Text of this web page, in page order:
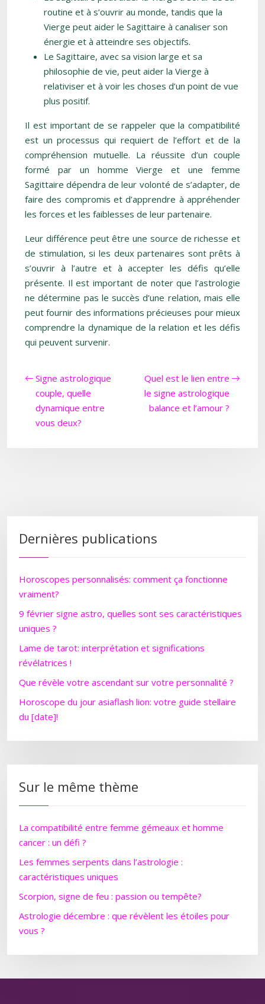
routine et à s’ouvrir au monde, tandis que la
Vierge peut aider le Sagittaire à canaliser son
énergie et à atteindre ses objectifs.
Le Sagittaire, avec sa vision large et sa
philosophie de vie, peut aider la Vierge à
relativiser et à voir les choses d’un point de vue
plus positif.
Il est important de se rappeler que la compatibilité
est un processus qui requiert de l’effort et de la
compréhension mutuelle. La réussite d’un couple
formé par un homme Vierge et une femme
Sagittaire dépendra de leur volonté de s’adapter, de
faire des compromis et d’apprendre à appréhender
les forces et les faiblesses de leur partenaire.
Leur différence peut être une source de richesse et
de stimulation, si les deux partenaires sont prêts à
s’ouvrir à l’autre et à accepter les défis qu’elle
présente. Il est important de noter que l’astrologie
ne détermine pas le succès d’une relation, mais elle
peut fournir des informations précieuses pour mieux
comprendre la dynamique de la relation et les défis
qui peuvent survenir.
Signe astrologique
couple, quelle
dynamique entre
vous deux?
Quel est le lien entre
le signe astrologique
balance et l’amour ?
Dernières publications
Horoscopes personnalisés: comment ça fonctionne
vraiment?
9 février signe astro, quelles sont ses caractéristiques
uniques ?
Lame de tarot: interprétation et significations
révélatrices !
Que révèle votre ascendant sur votre personnalité ?
Horoscope du jour asiaflash lion: votre guide stellaire
du [date]!
Sur le même thème
La compatibilité entre femme gémeaux et homme
cancer : un défi ?
Les femmes serpents dans l’astrologie :
caractéristiques uniques
Scorpion, signe de feu : passion ou tempête?
Astrologie décembre : que révèlent les étoiles pour
vous ?